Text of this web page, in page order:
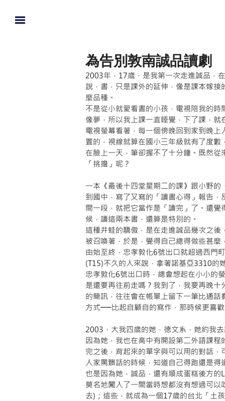
為告別敦南誠品讀劇
2003年，17歲，是我第一次走進誠品，
說，書，只是課外的延伸，像是課本嫁
麼品種。
不是從小就愛看書的小孩，電視陪我的
像夢，所以我上課一直睡覺，下了課，
電視螢幕看著，每一個傍晚回到家到晚
置的，視線就算在國小三年級就有了度
在臉上一天，筆卻握不了十分鐘。既然
「挑擔」呢？
一本《最後十四堂星期二的課》跟小野
到國中，寫了又寫的「讀書心得」報告
間一段，就把它當作是「讀完」了。還
候，讀這兩本書，還算是特別的。
這種井蛙的驕傲，是在走進誠品幾次之
被召喚著，於是，覺得自己總得做些甚麼
由始至終，忠孝敦化6號出口就超過西門
(T15)不久的人來說，拿著諾基亞3310的
忠孝敦化6號出口時，總會想起在小小的
是還要再往前走嗎？我到了，我要再晚十
的簡訊，往往會在帳單上留下一筆比通
方式──比起自顧自的寫作，那時候更喜
2003，大我四歲的她，德文系，她約我
因為她，我也在高中有開設第二外語課
完之後，背起來的單字與可以用的對話
人家罵髒話的時候，知道自己得跑還是得
也是因為她，誠品，還有順成蛋糕後方
莫名地闖入了一間當時想都沒有想過可
去)；這些，就成為一個17歲的台北「土